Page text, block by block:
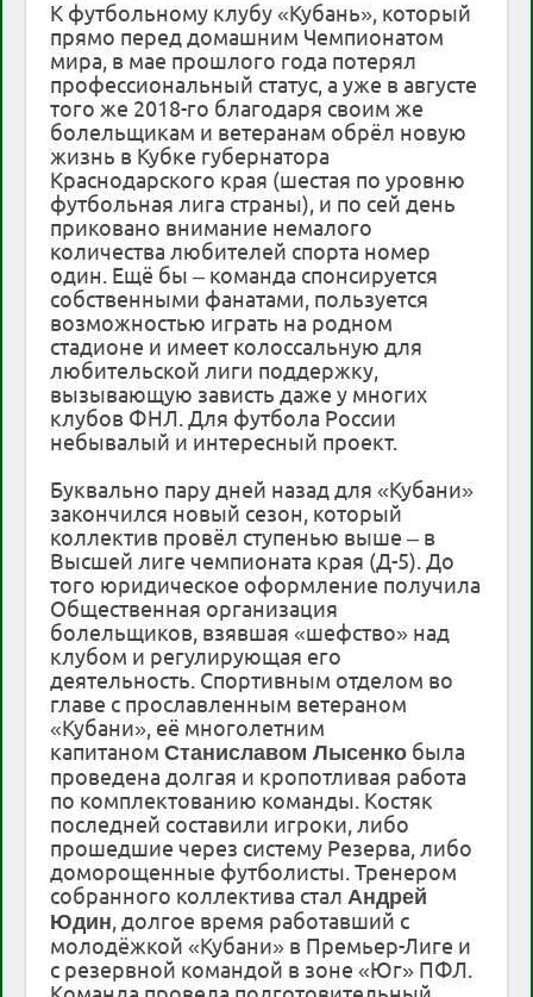
К футбольному клубу «Кубань», который
прямо перед домашним Чемпионатом
мира, в мае прошлого года потерял
профессиональный статус, а уже в августе
того же 2018-го благодаря своим же
болельщикам и ветеранам обрёл новую
жизнь в Кубке губернатора
Краснодарского края (шестая по уровню
футбольная лига страны), и по сей день
приковано внимание немалого
количества любителей спорта номер
один. Ещё бы – команда спонсируется
собственными фанатами, пользуется
возможностью играть на родном
стадионе и имеет колоссальную для
любительской лиги поддержку,
вызывающую зависть даже у многих
клубов ФНЛ. Для футбола России
небывалый и интересный проект.
Буквально пару дней назад для «Кубани»
закончился новый сезон, который
коллектив провёл ступенью выше – в
Высшей лиге чемпионата края (Д-5). До
того юридическое оформление получила
Общественная организация
болельщиков, взявшая «шефство» над
клубом и регулирующая его
деятельность. Спортивным отделом во
главе с прославленным ветераном
«Кубани», её многолетним
капитаномСтаниславом Лысенко была
проведена долгая и кропотливая работа
по комплектованию команды. Костяк
последней составили игроки, либо
прошедшие через систему Резерва, либо
доморощенные футболисты. Тренером
собранного коллектива стал Андрей
Юдин, долгое время работавший с
молодёжкой «Кубани» в Премьер-Лиге и
с резервной командой в зоне «Юг» ПФЛ.